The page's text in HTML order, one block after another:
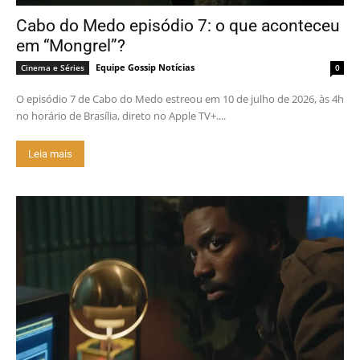
Cabo do Medo episódio 7: o que aconteceu
em “Mongrel”?
Cinema e Séries Equipe Gossip Notícias 0
O episódio 7 de Cabo do Medo estreou em 10 de julho de 2026, às 4h
no horário de Brasília, direto no Apple TV+....
Leia mais